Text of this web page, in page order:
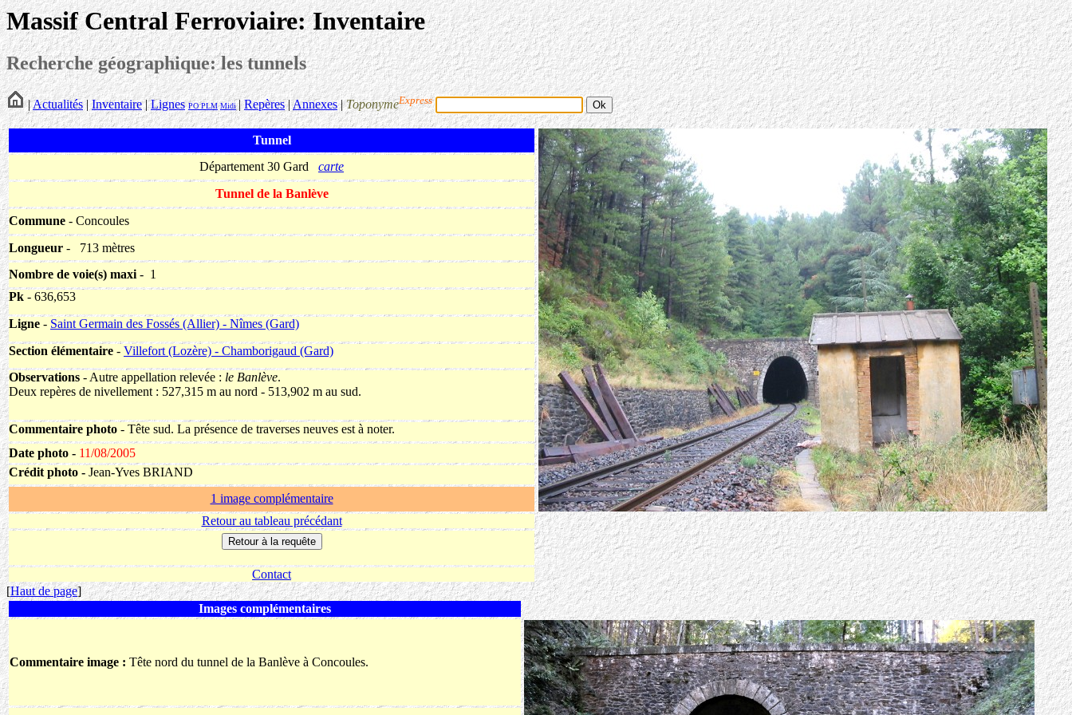
Massif Central Ferroviaire: Inventaire
Recherche géographique: les tunnels
|Actualités| Inventaire|Lignes POPLM Midi |Repères|Annexes|ToponymeExpress
Tunnel
Département 30 Gard carte
Tunnel de la Banlève
Commune - Concoules
Longueur -
713 mètres
Nombre de voie(s) maxi - 1
Pk - 636,653
Ligne - Saint Germain des Fossés (Allier) - Nîmes (Gard)
Section élémentaire - Villefort (Lozère) - Chamborigaud (Gard)
Observations - Autre appellation relevée : le Banlève.
Deux repères de nivellement : 527,315 m au nord - 513,902 m au sud.
Commentaire photo - Tête sud. La présence de traverses neuves est à noter.
Date photo - 11/08/2005
Crédit photo - Jean-Yves BRIAND
1 image complémentaire
Retour au tableau précédant
Contact
[Haut de page]
Images complémentaires
Commentaire image : Tête nord du tunnel de la Banlève à Concoules.